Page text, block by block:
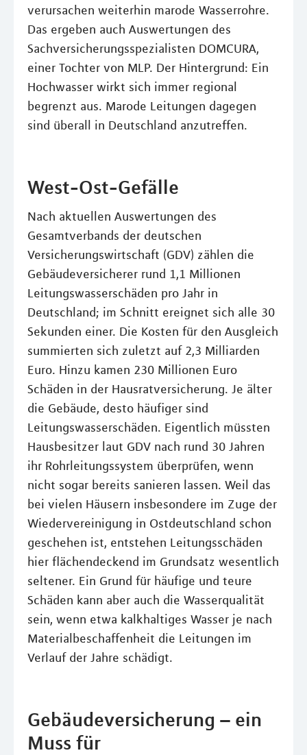
verursachen weiterhin marode Wasserrohre.
Das ergeben auch Auswertungen des
Sachversicherungsspezialisten DOMCURA,
einer Tochter von MLP. Der Hintergrund: Ein
Hochwasser wirkt sich immer regional
begrenzt aus. Marode Leitungen dagegen
sind überall in Deutschland anzutreffen.
West-Ost-Gefälle
Nach aktuellen Auswertungen des
Gesamtverbands der deutschen
Versicherungswirtschaft (GDV) zählen die
Gebäudeversicherer rund 1,1 Millionen
Leitungswasserschäden pro Jahr in
Deutschland; im Schnitt ereignet sich alle 30
Sekunden einer. Die Kosten für den Ausgleich
summierten sich zuletzt auf 2,3 Milliarden
Euro. Hinzu kamen 230 Millionen Euro
Schäden in der Hausratversicherung. Je älter
die Gebäude, desto häufiger sind
Leitungswasserschäden. Eigentlich müssten
Hausbesitzer laut GDV nach rund 30 Jahren
ihr Rohrleitungssystem überprüfen, wenn
nicht sogar bereits sanieren lassen. Weil das
bei vielen Häusern insbesondere im Zuge der
Wiedervereinigung in Ostdeutschland schon
geschehen ist, entstehen Leitungsschäden
hier flächendeckend im Grundsatz wesentlich
seltener. Ein Grund für häufige und teure
Schäden kann aber auch die Wasserqualität
sein, wenn etwa kalkhaltiges Wasser je nach
Materialbeschaffenheit die Leitungen im
Verlauf der Jahre schädigt.
Gebäudeversicherung – ein
Muss für